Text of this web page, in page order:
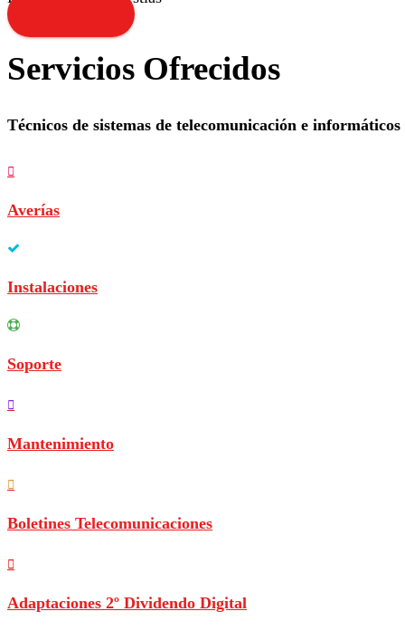
Servicios Ofrecidos
Técnicos de sistemas de telecomunicación e informáticos
Averías
Instalaciones
Soporte
Mantenimiento
Boletines Telecomunicaciones
Adaptaciones 2º Dividendo Digital